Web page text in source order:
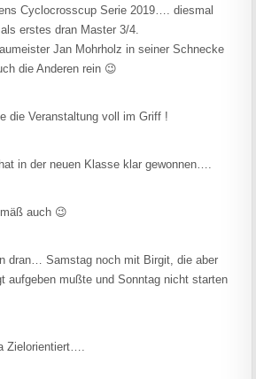
Cyclocrosscup Serie 2019…. diesmal
erstes dran Master 3/4.
Jan Mohrholz in seiner Schnecke
die Anderen rein 😉
die Veranstaltung voll im Griff !
in der neuen Klasse klar gewonnen….
auch 😉
dran… Samstag noch mit Birgit, die aber
aufgeben mußte und Sonntag nicht starten
Zielorientiert….